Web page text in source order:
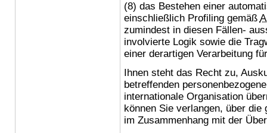
(8) das Bestehen einer
einschließlich Profilinggemäß
zumindest in diesen Fällen-
involvierte Logik sowie die
einer derartigen Verarbeitung
Ihnen steht das Recht zu,
betreffenden
internationale Organisation
können Sie verlangen, über
im Zusammenhang mit der